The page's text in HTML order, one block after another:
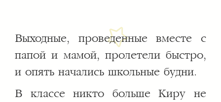
Выходные, проведенные вместе с
папой и мамой, пролетели быстро,
и опять начались школьные будни.
В классе никто больше Киру не